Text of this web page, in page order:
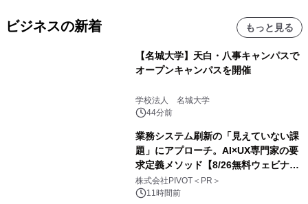
ビジネスの新着 もっと見る
【名城大学】天白・八事キャンパスで
オープンキャンパスを開催
学校法人 名城大学
44分前
業務システム刷新の「見えていない課
題」にアプローチ。AI×UX専門家の要
求定義メソッド【8/26無料ウェビナ
ー】株式会社PIVOT
株式会社PIVOT＜PR＞
11時間前